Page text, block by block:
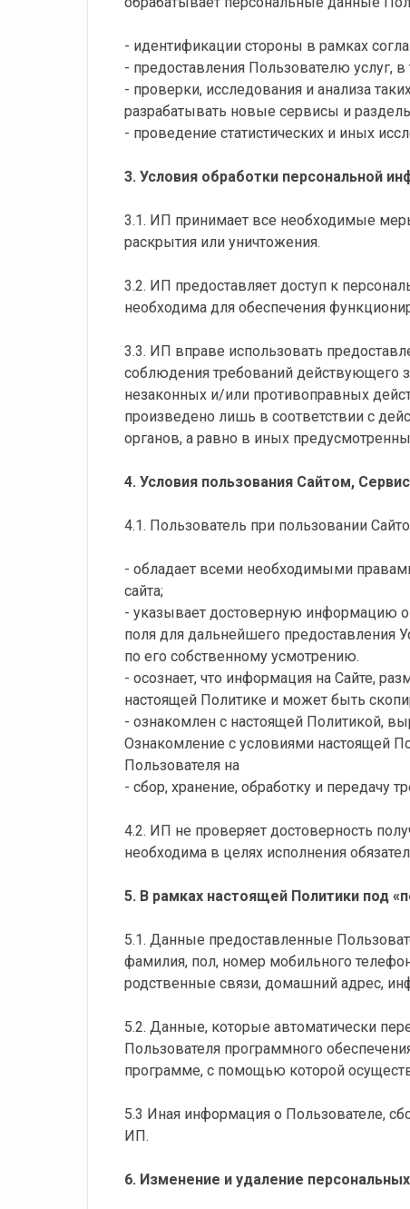
- идентификации стороны в рамках
- предоставления Пользователю услуг,
- проверки, исследования и анализа
разрабатывать новые сервисы и
- проведение статистических и иных
3. Условия обработки персональной
3.1. ИП принимает все необходимые
раскрытия или уничтожения.
3.2. ИП предоставляет доступ к
необходима для обеспечения
3.3. ИП вправе использовать
соблюдения требований действующего
незаконных и/или противоправных
произведено лишь в соответствии с
органов, а равно в иных
4. Условия пользования Сайтом,
4.1. Пользователь при пользовании
- обладает всеми необходимыми
сайта;
- указывает достоверную информацию о
поля для дальнейшего предоставления
по его собственному усмотрению.
- осознает, что информация на Сайте,
настоящей Политике и может быть
- ознакомлен с настоящей Политикой,
Ознакомление с условиями настоящей
Пользователя на
- сбор, хранение, обработку и передачу
4.2. ИП не проверяет достоверность
необходима в целях исполнения
5. В рамках настоящей Политики под
5.1. Данные предоставленные
фамилия, пол, номер мобильного
родственные связи, домашний адрес,
5.2. Данные, которые автоматически
Пользователя программного
программе, с помощью которой
5.3 Иная информация о Пользователе,
ИП.
6. Изменение и удаление